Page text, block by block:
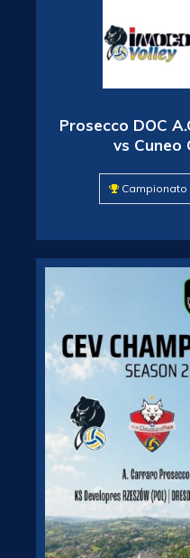
Prosecco DOC
vs Cuneo
Campionato